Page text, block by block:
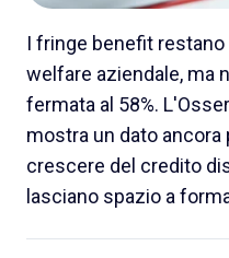
I fringe benefit
welfare aziendale, ma
fermata al 58%.
mostra un dato ancora
crescere del credito
lasciano spazio a